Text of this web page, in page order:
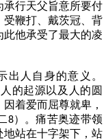
承行天父旨意所要付
受鞭打、戴茨冠、背
他承受了最大的凌
出人自身的意义。
的起源以及人的圆
着爱而屈尊就卑，
8）。痛苦奥迹带领
地站在十字架下，站